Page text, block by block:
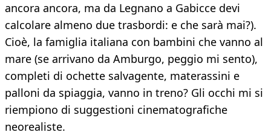
ancora ancora, ma da Legnano a Gabicce devi
calcolare almeno due trasbordi: e che sarà mai?).
Cioè, la famiglia italiana con bambini che vanno al
mare (se arrivano da Amburgo, peggio mi sento),
completi di ochette salvagente, materassini e
palloni da spiaggia, vanno in treno? Gli occhi mi si
riempiono di suggestioni cinematografiche
neorealiste.